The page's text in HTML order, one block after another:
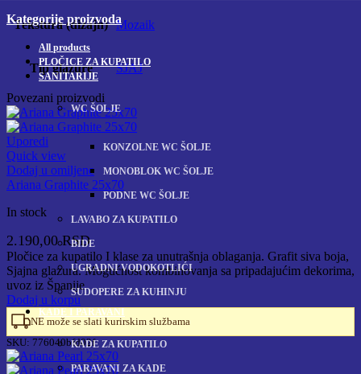
Kategorije proizvoda
All products
PLOČICE ZA KUPATILO
SANITARIJE
WC ŠOLJE
KONZOLNE WC ŠOLJE
MONOBLOK WC ŠOLJE
PODNE WC ŠOLJE
LAVABO ZA KUPATILO
BIDE
UGRADNI VODOKOTLIĆI
SUDOPERE ZA KUHINJU
KADE I PARAVANI
KADE ZA KUPATILO
PARAVANI ZA KADE
Tekstura (dizajn) Mozaik
Tip glazure SJAJ
Povezani proizvodi
Uporedi
Quick view
Dodaj u omiljene
Ariana Graphite 25x70
In stock
2.190,00RSD
Pločice za kupatilo I klase za unutrašnja oblaganja. Grafit siva boja,
Sjajna glazura. Mogućnost kombinovanja sa pripadajućim dekorima,
uvoz iz Španije
Dodaj u korpu
NE može se slati kurirskim službama
SKU: 776040bfd02f